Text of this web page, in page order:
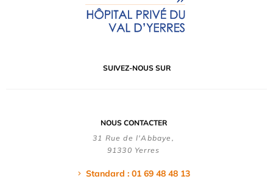
SUIVEZ-NOUS SUR
NOUS CONTACTER
31 Rue de l'Abbaye,
91330 Yerres
Standard : 01 69 48 48 13